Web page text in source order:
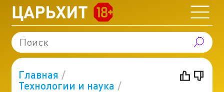
Главная
Технологии и наука